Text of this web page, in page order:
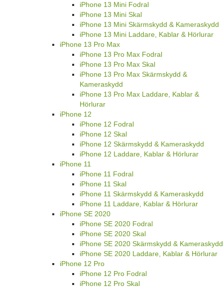
iPhone 13 Mini Fodral
iPhone 13 Mini Skal
iPhone 13 Mini Skärmskydd & Kameraskydd
iPhone 13 Mini Laddare, Kablar & Hörlurar
iPhone 13 Pro Max
iPhone 13 Pro Max Fodral
iPhone 13 Pro Max Skal
iPhone 13 Pro Max Skärmskydd &
Kameraskydd
iPhone 13 Pro Max Laddare, Kablar &
Hörlurar
iPhone 12
iPhone 12 Fodral
iPhone 12 Skal
iPhone 12 Skärmskydd & Kameraskydd
iPhone 12 Laddare, Kablar & Hörlurar
iPhone 11
iPhone 11 Fodral
iPhone 11 Skal
iPhone 11 Skärmskydd & Kameraskydd
iPhone 11 Laddare, Kablar & Hörlurar
iPhone SE 2020
iPhone SE 2020 Fodral
iPhone SE 2020 Skal
iPhone SE 2020 Skärmskydd & Kameraskydd
iPhone SE 2020 Laddare, Kablar & Hörlurar
iPhone 12 Pro
iPhone 12 Pro Fodral
iPhone 12 Pro Skal